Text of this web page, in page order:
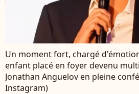
Un moment fort, chargé
enfant placé en foyer devenu
Jonathan Anguelov en pleine
Instagram)